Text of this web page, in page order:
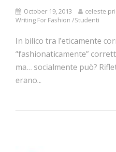
October 19, 2013
Writing For Fashion /Studenti
In bilico tra l’eticamente
“fashionaticamente”
ma… socialmente può?
erano...